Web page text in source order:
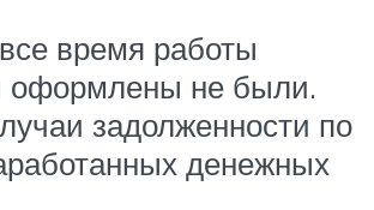
время работы
оформлены не были.
задолженности по
денежных